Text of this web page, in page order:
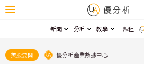
新聞 分析 教學 課程
美股要聞 優分析產業數據中心